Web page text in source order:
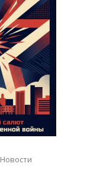
Новости